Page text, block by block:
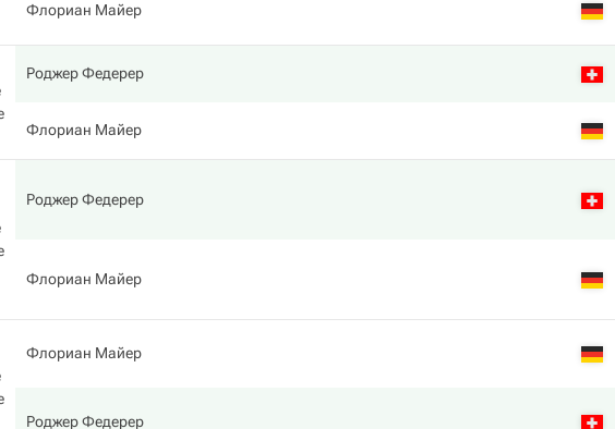
Флориан Майер
Роджер Федерер
Флориан Майер
Роджер Федерер
Флориан Майер
Флориан Майер
Роджер Федерер